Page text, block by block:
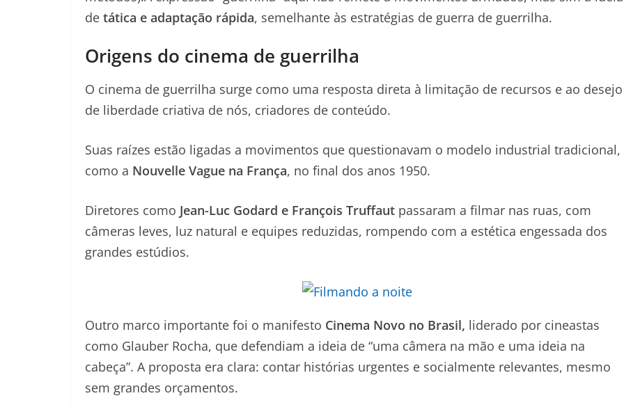
de tática e adaptação rápida, semelhante às estratégias de guerra de guerrilha.
Origens do cinema de guerrilha
O cinema de guerrilha surge como uma resposta direta à limitação de recursos e ao desejo
de liberdade criativa de nós, criadores de conteúdo.
Suas raízes estão ligadas a movimentos que questionavam o modelo industrial tradicional,
como a Nouvelle Vague na França, no final dos anos 1950.
Diretores como Jean-Luc Godard e François Truffaut passaram a filmar nas ruas, com
câmeras leves, luz natural e equipes reduzidas, rompendo com a estética engessada dos
grandes estúdios.
Outro marco importante foi o manifesto Cinema Novo no Brasil, liderado por cineastas
como Glauber Rocha, que defendiam a ideia de “uma câmera na mão e uma ideia na
cabeça”. A proposta era clara: contar histórias urgentes e socialmente relevantes, mesmo
sem grandes orçamentos.